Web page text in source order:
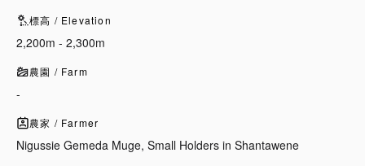
標高 / Elevation
2,200m - 2,300m
農園 / Farm
-
農家 / Farmer
Nigussie Gemeda Muge, Small Holders in Shantawene